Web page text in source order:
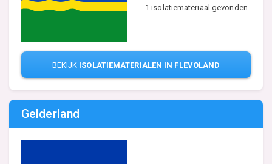
1 isolatiemateriaal gevonden
BEKIJK ISOLATIEMATERIALEN IN FLEVOLAND
Gelderland